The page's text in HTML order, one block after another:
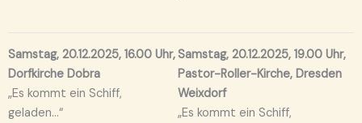
Samstag, 20.12.2025, 16.00 Uhr,
Dorfkirche Dobra
„Es kommt ein Schiff,
geladen…“
Samstag, 20.12.2025, 19.00 Uhr,
Pastor-Roller-Kirche, Dresden
Weixdorf
„Es kommt ein Schiff,